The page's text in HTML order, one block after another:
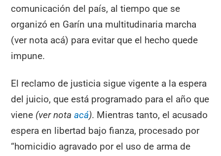
comunicación del país, al tiempo que se
organizó en Garín una multitudinaria marcha
(ver nota acá) para evitar que el hecho quede
impune.
El reclamo de justicia sigue vigente a la espera
del juicio, que está programado para el año que
viene (ver notaacá). Mientras tanto, el acusado
espera en libertad bajo fianza, procesado por
“homicidio agravado por el uso de arma de